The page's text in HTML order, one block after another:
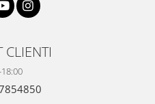
CLIENTI